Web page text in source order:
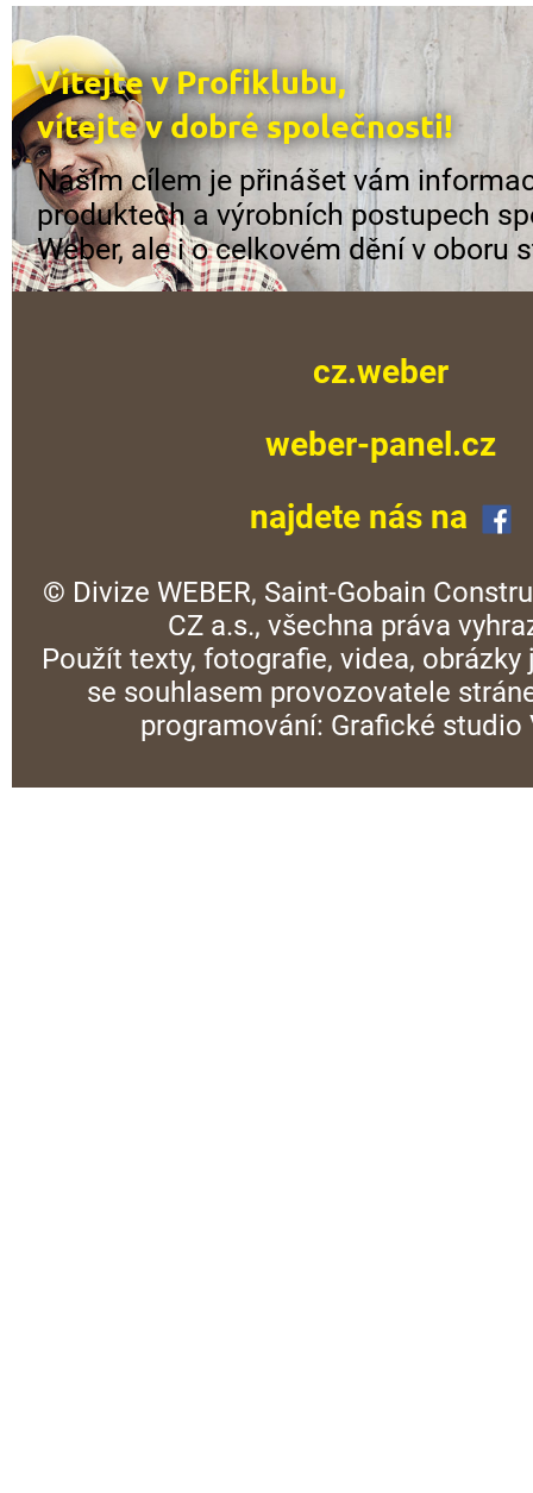
Vítejte v Profiklubu,
vítejte v dobré společnosti!
Naším cílem je přinášet vám
produktech a výrobních postupech
Weber, ale i o celkovém dění v oboru
cz.weber
weber-panel.cz
najdete nás na
© Divize WEBER, Saint-Gobain
CZ a.s., všechna práva
Použít texty, fotografie, videa, obrázky
se souhlasem provozovatele
programování: Grafické studio